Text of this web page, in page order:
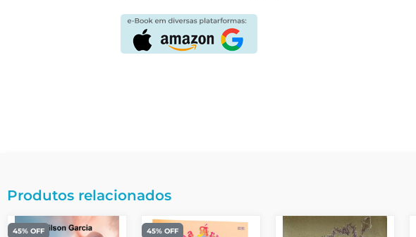
Produtos relacionados
45% OFF 45% OFF